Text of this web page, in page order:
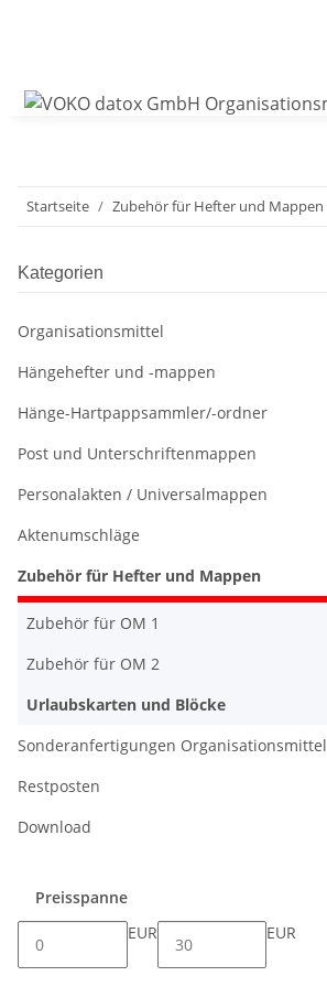
Startseite Zubehör für Hefter und Mappen
Kategorien
Organisationsmittel
Hängehefter und -mappen
Hänge-Hartpappsammler/-ordner
Post und Unterschriftenmappen
Personalakten / Universalmappen
Aktenumschläge
Zubehör für Hefter und Mappen
Zubehör für OM 1
Zubehör für OM 2
Urlaubskarten und Blöcke
Sonderanfertigungen Organisationsmittel
Restposten
Download
Preisspanne
EUR
EUR